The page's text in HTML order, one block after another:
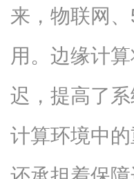
来，物联网
用。边缘计
迟，提高了
计算环境中